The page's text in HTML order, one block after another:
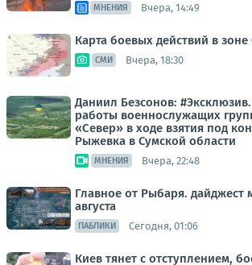
МНЕНИЯ Вчера, 14:49
Карта боевых действий в зоне
СМИ Вчера, 18:30
Даниил Безсонов:
работы военнослужащих
«Север» в ходе взятия под
Рыжевка в Сумской области
МНЕНИЯ Вчера, 22:48
Главное от Рыбаря. дайджест
августа
ПАБЛИКИ Сегодня, 01:06
Киев тянет с отступлением,